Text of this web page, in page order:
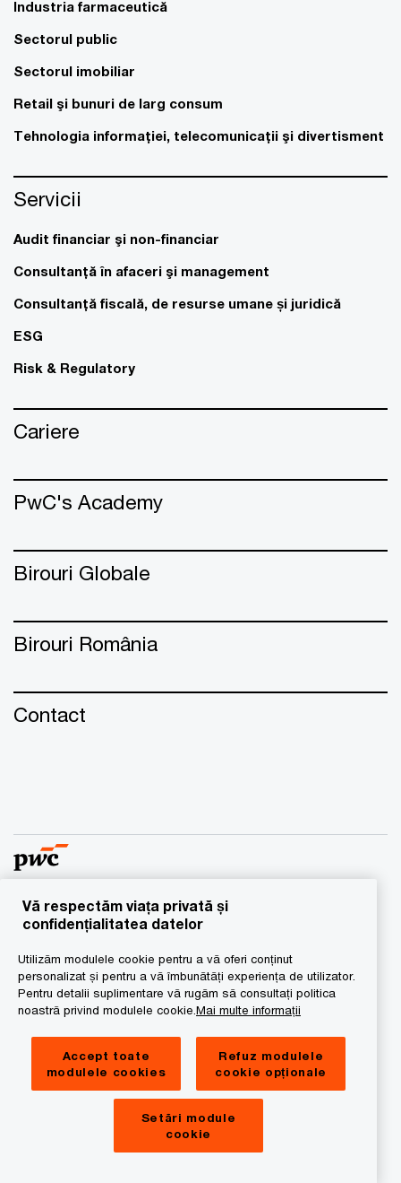
Industria farmaceutică
Sectorul public
Sectorul imobiliar
Retail şi bunuri de larg consum
Tehnologia informaţiei, telecomunicaţii şi divertisment
Servicii
Audit financiar şi non-financiar
Consultanţă în afaceri şi management
Consultanţă fiscală, de resurse umane și juridică
ESG
Risk & Regulatory
Cariere
PwC's Academy
Birouri Globale
Birouri România
Contact
© 2016 - 2026 PwC. Toate drepturile rezervate. “PwC”
PricewaterhouseCoopers International Limited, fiecare
dintre acestea fiind persoană juridică cu statut
independent. Pentru mai multe detalii vă rugăm să vizitaţi
www.pwc.com/structure.
Privacy
Cookies Info
Information Notice
Vă respectăm viața privată și
confidențialitatea datelor
Utilizăm modulele cookie pentru a vă oferi conținut
personalizat și pentru a vă îmbunătăți experiența de utilizator.
Pentru detalii suplimentare vă rugăm să consultați politica
noastră privind modulele cookie. Mai multe informații
Accept toate
modulele cookies
Refuz modulele
cookie opționale
Setări module
cookie